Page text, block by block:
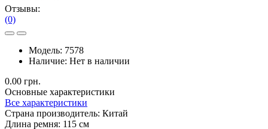
Отзывы:
(0)
Модель: 7578
Наличие: Нет в наличии
0.00 грн.
Основные характеристики
Все характеристики
Страна производитель: Китай
Длина ремня: 115 см